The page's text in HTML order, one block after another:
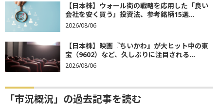
【日本株】ウォール街の戦略を応用した「良い
会社を安く買う」投資法、参考銘柄15選...
2026/08/06
【日本株】映画『ちいかわ』が大ヒット中の東
宝（9602）など、久しぶりに注目される...
2026/08/06
「市況概況」の過去記事を読む